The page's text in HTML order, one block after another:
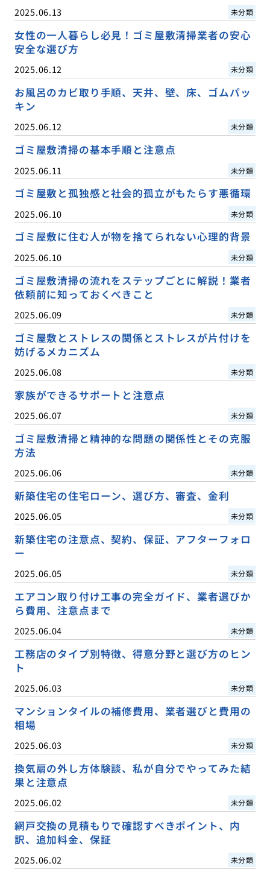
2025.06.13 未分類
女性の一人暮らし必見！ゴミ屋敷清掃業者の安心
安全な選び方
2025.06.12 未分類
お風呂のカビ取り手順、天井、壁、床、ゴムパッ
キン
2025.06.12 未分類
ゴミ屋敷清掃の基本手順と注意点
2025.06.11 未分類
ゴミ屋敷と孤独感と社会的孤立がもたらす悪循環
2025.06.10 未分類
ゴミ屋敷に住む人が物を捨てられない心理的背景
2025.06.10 未分類
ゴミ屋敷清掃の流れをステップごとに解説！業者
依頼前に知っておくべきこと
2025.06.09 未分類
ゴミ屋敷とストレスの関係とストレスが片付けを
妨げるメカニズム
2025.06.08 未分類
家族ができるサポートと注意点
2025.06.07 未分類
ゴミ屋敷清掃と精神的な問題の関係性とその克服
方法
2025.06.06 未分類
新築住宅の住宅ローン、選び方、審査、金利
2025.06.05 未分類
新築住宅の注意点、契約、保証、アフターフォロ
ー
2025.06.05 未分類
エアコン取り付け工事の完全ガイド、業者選びか
ら費用、注意点まで
2025.06.04 未分類
工務店のタイプ別特徴、得意分野と選び方のヒン
ト
2025.06.03 未分類
マンションタイルの補修費用、業者選びと費用の
相場
2025.06.03 未分類
換気扇の外し方体験談、私が自分でやってみた結
果と注意点
2025.06.02 未分類
網戸交換の見積もりで確認すべきポイント、内
訳、追加料金、保証
2025.06.02 未分類